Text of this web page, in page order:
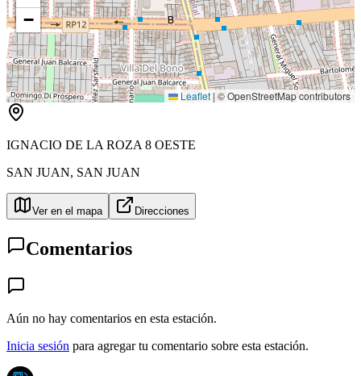
B
−
Leaflet | © OpenStreetMap contributors
IGNACIO DE LA ROZA 8 OESTE
SAN JUAN, SAN JUAN
Ver en el mapa Direcciones
Comentarios
Aún no hay comentarios en esta estación.
Inicia sesión para agregar tu comentario sobre esta estación.